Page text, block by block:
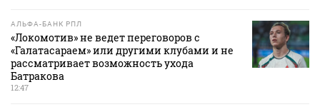
АЛЬФА-БАНК РПЛ
«Локомотив» не ведет переговоров с
«Галатасараем» или другими клубами и не
рассматривает возможность ухода
Батракова
12:47